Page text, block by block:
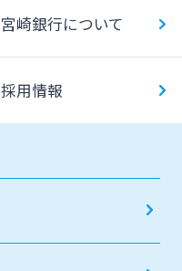
宮崎銀行について
採用情報